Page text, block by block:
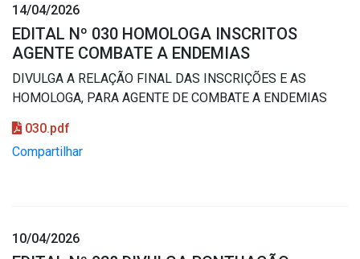
14/04/2026
EDITAL Nº 030 HOMOLOGA INSCRITOS
AGENTE COMBATE A ENDEMIAS
DIVULGA A RELAÇÃO FINAL DAS INSCRIÇÕES E AS
HOMOLOGA, PARA AGENTE DE COMBATE A ENDEMIAS
030.pdf
Compartilhar
10/04/2026